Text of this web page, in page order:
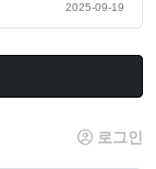
2025-09-19
로그인